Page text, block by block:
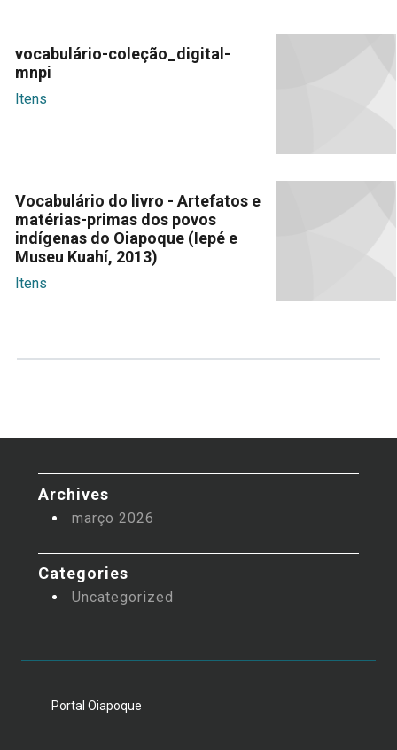
vocabulário-coleção_digital-
mnpi
Itens
Vocabulário do livro - Artefatos e
matérias-primas dos povos
indígenas do Oiapoque (Iepé e
Museu Kuahí, 2013)
Itens
Archives
março 2026
Categories
Uncategorized
Portal Oiapoque